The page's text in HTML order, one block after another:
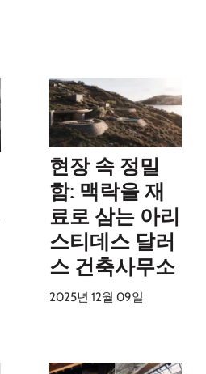
현장 속 정밀
함: 맥락을 재
료로 삼는 아리
스티데스 달러
스 건축사무소
2025년 12월 09일